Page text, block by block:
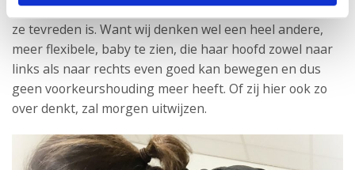
om te kijken hoe het met Soof gaat. Ik ben benieuwd of
ze tevreden is. Want wij denken wel een heel andere,
meer flexibele, baby te zien, die haar hoofd zowel naar
links als naar rechts even goed kan bewegen en dus
geen voorkeurshouding meer heeft. Of zij hier ook zo
over denkt, zal morgen uitwijzen.